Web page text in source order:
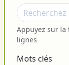
Appuyez sur la
lignes
Mots clés